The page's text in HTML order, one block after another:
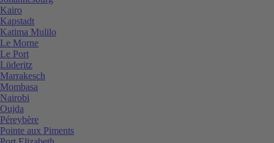
Kairo
Kapstadt
Katima Mulilo
Le Morne
Le Port
Lüderitz
Marrakesch
Mombasa
Nairobi
Oujda
Péreybère
Pointe aux Piments